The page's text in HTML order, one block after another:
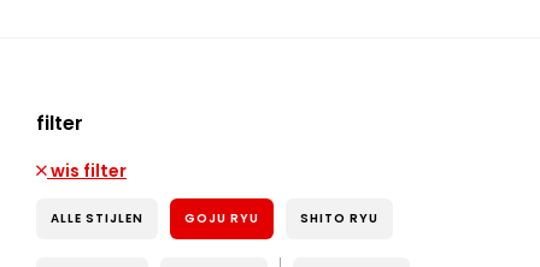
filter
wis filter
ALLE STIJLEN GOJU RYU SHITO RYU